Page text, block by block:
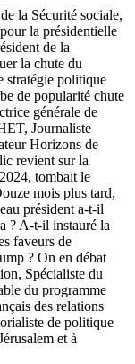
la Sécurité sociale,
la présidentielle
de la
la chute du
stratégie politique
de popularité chute
générale de
Journaliste
Horizons de
revient sur la
tombait le
mois plus tard,
président a-t-il
? A-t-il instauré la
faveurs de
? On en débat
Spécialiste du
du programme
des relations
de politique
et à